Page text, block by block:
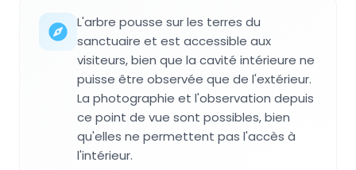
L'arbre pousse sur les terres du
sanctuaire et est accessible aux
visiteurs, bien que la cavité intérieure ne
puisse être observée que de l'extérieur.
La photographie et l'observation depuis
ce point de vue sont possibles, bien
qu'elles ne permettent pas l'accès à
l'intérieur.